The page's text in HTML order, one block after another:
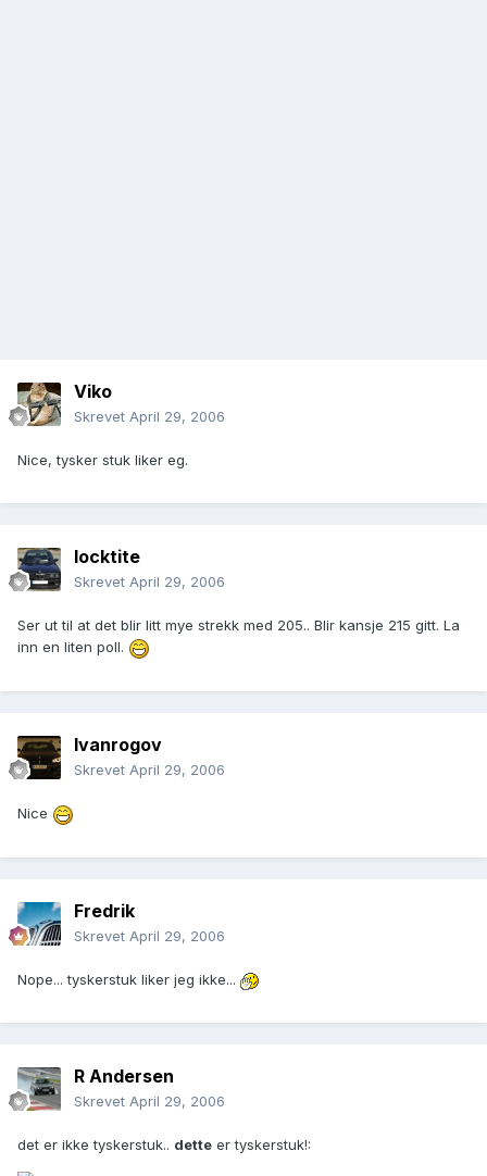
Viko
Skrevet April 29, 2006
Nice, tysker stuk liker eg.
locktite
Skrevet April 29, 2006
Ser ut til at det blir litt mye strekk med 205.. Blir kansje 215 gitt. La
inn en liten poll.
Ivanrogov
Skrevet April 29, 2006
Nice
Fredrik
Skrevet April 29, 2006
Nope... tyskerstuk liker jeg ikke...
R Andersen
Skrevet April 29, 2006
det er ikke tyskerstuk.. dette er tyskerstuk!: